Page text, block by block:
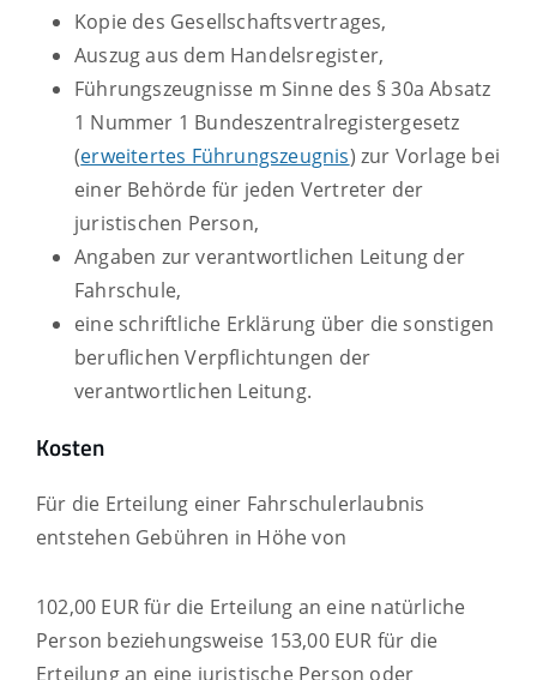
Kopie des Gesellschaftsvertrages,
Auszug aus dem Handelsregister,
Führungszeugnisse m Sinne des § 30a Absatz
1 Nummer 1 Bundeszentralregistergesetz
(erweitertes Führungszeugnis) zur Vorlage bei
einer Behörde für jeden Vertreter der
juristischen Person,
Angaben zur verantwortlichen Leitung der
Fahrschule,
eine schriftliche Erklärung über die sonstigen
beruflichen Verpflichtungen der
verantwortlichen Leitung.
Kosten
Für die Erteilung einer Fahrschulerlaubnis
entstehen Gebühren in Höhe von
102,00 EUR für die Erteilung an eine natürliche
Person beziehungsweise 153,00 EUR für die
Erteilung an eine juristische Person oder